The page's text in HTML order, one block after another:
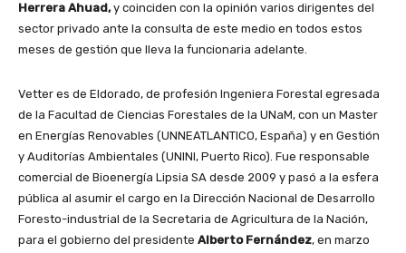
Herrera Ahuad,y coinciden con la opinión varios dirigentes del
sector privado ante la consulta de este medio en todos estos
meses de gestión que lleva la funcionaria adelante.
Vetter es de Eldorado, de profesión Ingeniera Forestal egresada
de la Facultad de Ciencias Forestales de la UNaM, con un Master
en Energías Renovables (UNNEATLANTICO, España) y en Gestión
y Auditorías Ambientales (UNINI, Puerto Rico). Fue responsable
comercial de Bioenergía Lipsia SA desde 2009 y pasó a la esfera
pública al asumir el cargo en la Dirección Nacional de Desarrollo
Foresto-industrial de la Secretaria de Agricultura de la Nación,
para el gobierno del presidente Alberto Fernández, en marzo